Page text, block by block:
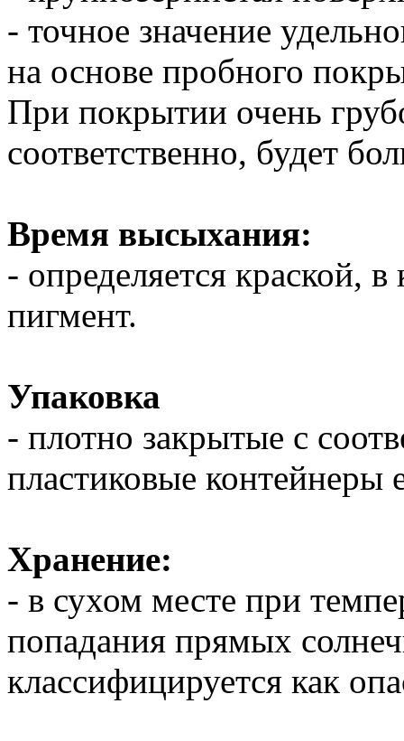
- точное значение
на основе пробного
При покрытии очень
соответственно, будет
Время высыхания:
- определяется краской,
пигмент.
Упаковка
- плотно закрытые с
пластиковые
Хранение:
- в сухом месте при
попадания прямых
классифицируется как